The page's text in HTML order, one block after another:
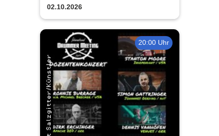
Stories
02.10.2026
20:00 Uhr